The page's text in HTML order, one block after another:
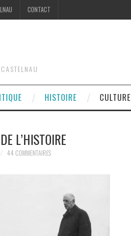
CONTACT
HISTOIRE CULTURE
L’HISTOIRE
44 COMMENTAIRES